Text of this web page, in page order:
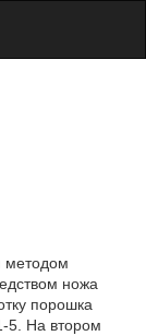
методом
ножа
порошка
5. На втором